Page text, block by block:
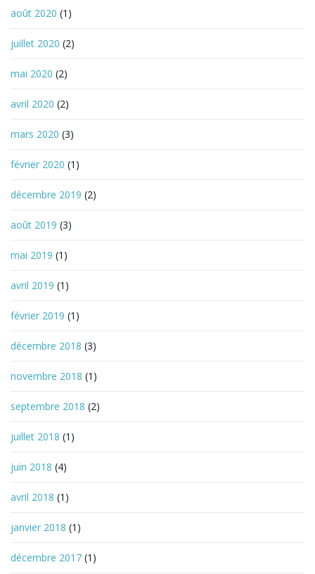
août 2020 (1)
juillet 2020 (2)
mai 2020 (2)
avril 2020 (2)
mars 2020 (3)
février 2020 (1)
décembre 2019 (2)
août 2019 (3)
mai 2019 (1)
avril 2019 (1)
février 2019 (1)
décembre 2018 (3)
novembre 2018 (1)
septembre 2018 (2)
juillet 2018 (1)
juin 2018 (4)
avril 2018 (1)
janvier 2018 (1)
décembre 2017 (1)